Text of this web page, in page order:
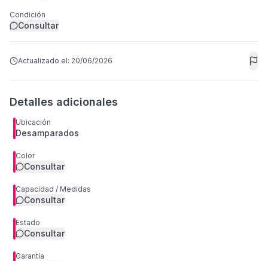
Condición
Consultar
Actualizado el: 20/06/2026
Detalles adicionales
Ubicación
Desamparados
Color
Consultar
Capacidad / Medidas
Consultar
Estado
Consultar
Garantía